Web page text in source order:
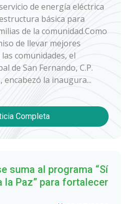
de energía eléctrica
básica para
de la comunidad.Como
de llevar mejores
comunidades, el
de San Fernando, C.P.
la inaugura...
Completa
suma al programa “Sí
la Paz” para fortalecer